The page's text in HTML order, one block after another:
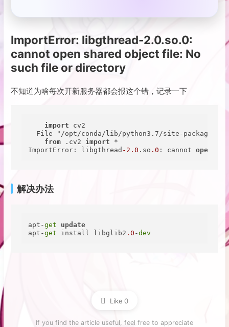
ImportError: libgthread-2.0.so.0:
cannot open shared object file: No
such file or directory
不知道为啥每次开新服务器都会报这个错，记录一下
import cv2
File "/opt/conda/lib/python3.7/site-packages/
from .cv2 import *
ImportError: libgthread -2.0 .so .0 : cannot open
解决办法
apt-get
update
apt-get install libglib2 .0-dev
Like 0
If you find the article useful, feel free to appreciate